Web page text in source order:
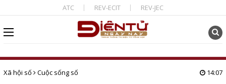
ATC REV-ECIT REV-JEC
Xã hội số Cuộc sống số 14:07